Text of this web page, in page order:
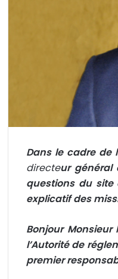
Dans le cadre de
directeur général
questions du site
explicatif des
Bonjour
l’Autorité de
premier